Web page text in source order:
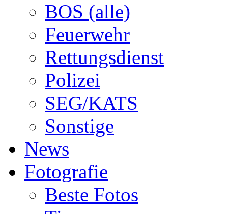
BOS (alle)
Feuerwehr
Rettungsdienst
Polizei
SEG/KATS
Sonstige
News
Fotografie
Beste Fotos